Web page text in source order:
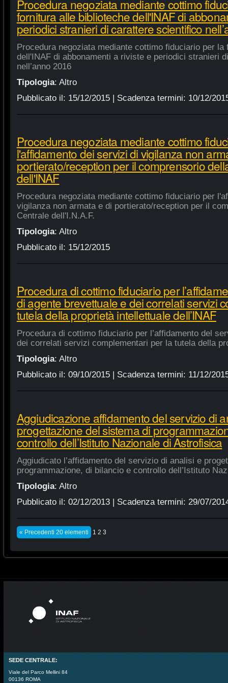
Procedura negoziata mediante cottimo
fornitura alle biblioteche dell'INAF di
periodici stranieri di carattere scientifico
Procedura negoziata mediante cottimo fiduciario per la
dell'INAF di abbonamenti a riviste e periodici stranieri
nell’anno 2016
Tipologia: Altro
Pubblicato il: 15/12/2015| Scadenza termini: 10/12/
Procedura negoziata mediante cottimo
l'affidamento dei servizi di vigilanza non
portierato/reception per il comprensorio
dell'INAF
Procedura negoziata mediante cottimo fiduciario per
vigilanza non armata e di portierato/reception per il
Centrale dell'I.N.A.F.
Tipologia: Altro
Pubblicato il: 15/12/2015
Procedura di cottimo fiduciario per
di agente brevettuale e dei correlati servizi
tutela della proprietà intellettuale dell’INAF
Procedura di cottimo fiduciario per l’affidamento del
dei correlati servizi complementari per la tutela della
Tipologia: Altro
Pubblicato il: 09/10/2015| Scadenza termini: 11/12/
Aggiudicazione affidamento del servizio di
progettazione del sistema di
controllo dell’Istituto Nazionale di Astrofisica
Aggiudicato l’affidamento del servizio di analisi e
programmazione, di bilancio e controllo dell’Istituto
Tipologia: Altro
Pubblicato il: 02/12/2013| Scadenza termini: 29/07/
« Precedenti 20 elementi 1 2 3
SEDE CENTRALE:
Viale del Parco Mellini 84
00136 ROMA